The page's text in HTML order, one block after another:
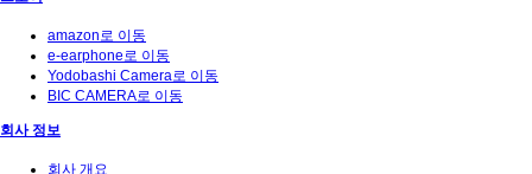
amazon로 이동
e-earphone로 이동
Yodobashi Camera로 이동
BIC CAMERA로 이동
회사 정보
회사 개요